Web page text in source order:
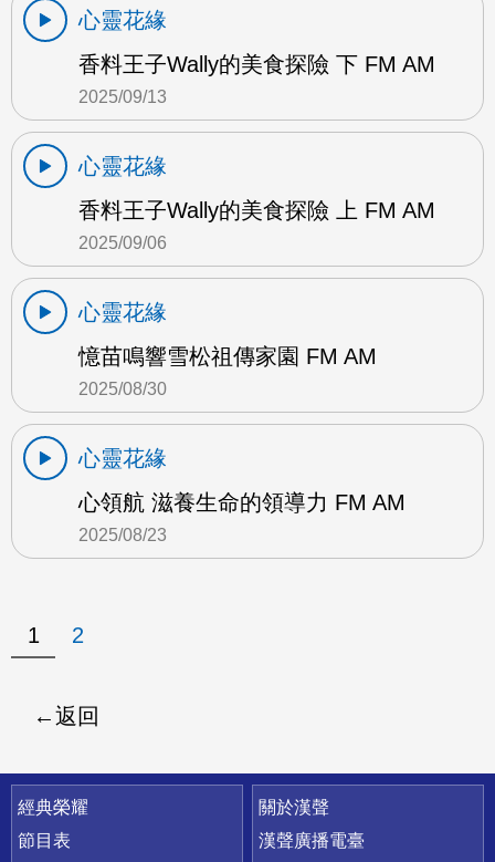
心靈花緣
香料王子Wally的美食探險 下 FM AM
2025/09/13
心靈花緣
香料王子Wally的美食探險 上 FM AM
2025/09/06
心靈花緣
憶苗鳴響雪松祖傳家園 FM AM
2025/08/30
心靈花緣
心領航 滋養生命的領導力 FM AM
2025/08/23
1 2
返回
快速連結
經典榮耀
節目表
關於漢聲
漢聲廣播電臺